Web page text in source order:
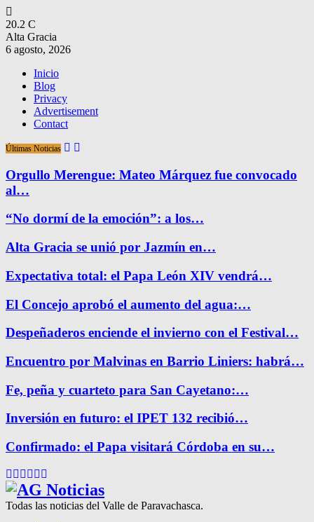
20.2 C
Alta Gracia
6 agosto, 2026
Inicio
Blog
Privacy
Advertisement
Contact
Últimas Noticias
Orgullo Merengue: Mateo Márquez fue convocado
al…
“No dormí de la emoción”: a los…
Alta Gracia se unió por Jazmín en…
Expectativa total: el Papa León XIV vendrá…
El Concejo aprobó el aumento del agua:…
Despeñaderos enciende el invierno con el Festival…
Encuentro por Malvinas en Barrio Liniers: habrá…
Fe, peña y cuarteto para San Cayetano:…
Inversión en futuro: el IPET 132 recibió…
Confirmado: el Papa visitará Córdoba en su…
Facebook
Twitter
Instagram
Pinterest
Google
Todas las noticias del Valle de Paravachasca.